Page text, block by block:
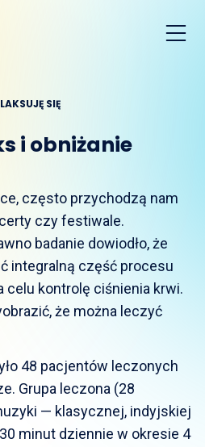
SIĘ
i obniżanie
często przychodzą nam
czy festiwale.
badanie dowiodło, że
integralną część procesu
celu kontrolę ciśnienia krwi.
że można leczyć
48 pacjentów leczonych
Grupa leczona (28
— klasycznej, indyjskiej
minut dziennie w okresie 4